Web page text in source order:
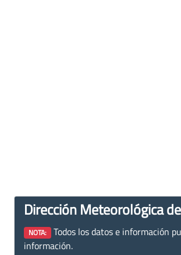
Dirección Meteorológica
NOTA: Todos los datos e información
información.